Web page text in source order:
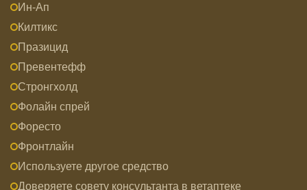
Ин-Ап
Килтикс
Празицид
Превентефф
Стронгхолд
Фолайн спрей
Форесто
Фронтлайн
Используете другое средство
Доверяете совету консультанта в ветаптеке